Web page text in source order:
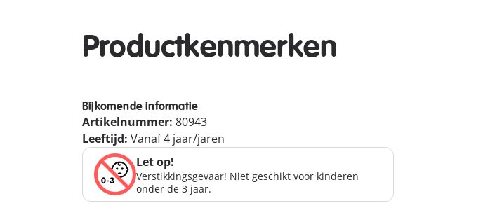
Productkenmerken
Bijkomende informatie
Artikelnummer: 80943
Leeftijd: Vanaf 4 jaar/jaren
Let op!
Verstikkingsgevaar! Niet geschikt voor kinderen
onder de 3 jaar.